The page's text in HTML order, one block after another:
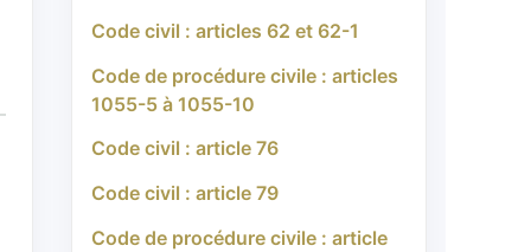
Code civil : articles 62 et 62-1
Code de procédure civile : articles
1055-5 à 1055-10
Code civil : article 76
Code civil : article 79
Code de procédure civile : article